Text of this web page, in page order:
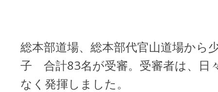
総本部道場、総本部代官山道場から
子 合計83名が受審。受審者は、日
なく発揮しました。